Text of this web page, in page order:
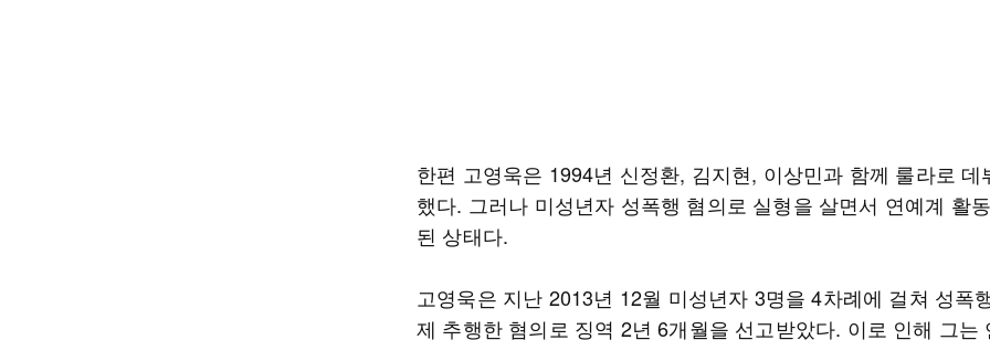
한편 고영욱은 1994년 신정환, 김지현, 이상민과 함께 룰라로 데
했다. 그러나 미성년자 성폭행 혐의로 실형을 살면서 연예계 활
된 상태다.
고영욱은 지난 2013년 12월 미성년자 3명을 4차례에 걸쳐 성폭
제 추행한 혐의로 징역 2년 6개월을 선고받았다. 이로 인해 그는